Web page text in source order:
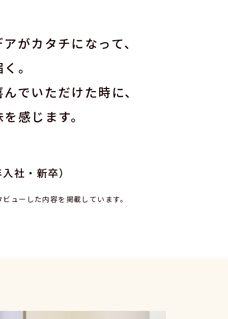
がカタチになって、
。
でいただけた時に、
感じます。
社・新卒）
ューした内容を掲載しています。